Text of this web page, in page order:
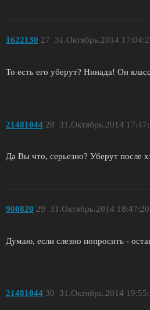
1622130 31.Октябрь.2014
27
То есть его уберут? Нинада! Он
21481044 31.Октябрь.2014
28
Да Вы что, серьезно? Уберут после
900820 31.Октябрь.2014 18:47:20
29
Думаю, если слезно попросить -
21481044 31.Октябрь.2014
30